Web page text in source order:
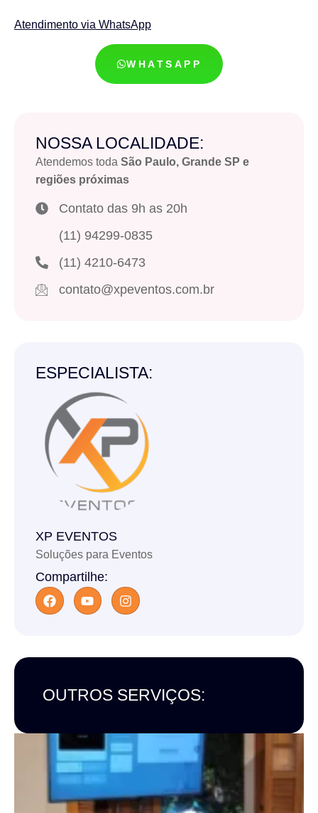
Atendimento via WhatsApp
WHATSAPP
NOSSA LOCALIDADE:
Atendemos toda São Paulo, Grande SP e
regiões próximas
Contato das 9h as 20h
(11) 94299-0835
(11) 4210-6473
contato@xpeventos.com.br
ESPECIALISTA:
XP EVENTOS
Soluções para Eventos
Compartilhe:
OUTROS SERVIÇOS: